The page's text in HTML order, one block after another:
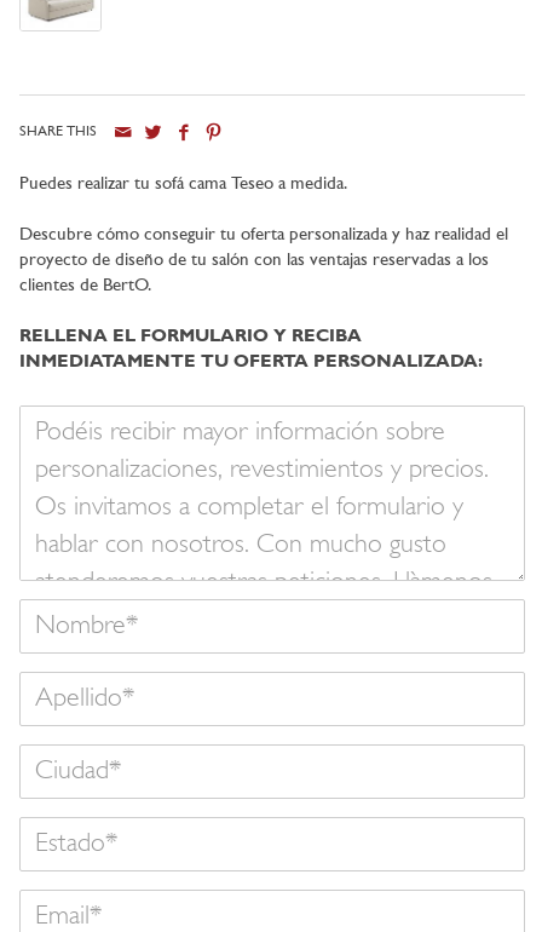
SHARE THIS
Puedes realizar tu sofá cama Teseo a medida.
Descubre cómo conseguir tu oferta personalizada y haz realidad el
proyecto de diseño de tu salón con las ventajas reservadas a los
clientes de BertO.
RELLENA EL FORMULARIO Y RECIBA
INMEDIATAMENTE TU OFERTA PERSONALIZADA:
mensaje
Ciudad